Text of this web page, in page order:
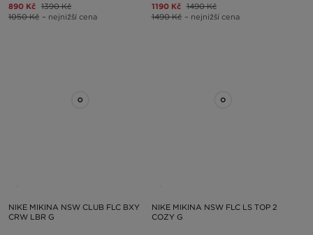
890 Kč 1390 Kč
1050 Kč – nejnižší cena
1190 Kč 1490 Kč
1490 Kč – nejnižší cena
NIKE MIKINA NSW CLUB FLC BXY
CRW LBR G
NIKE MIKINA NSW FLC LS TOP 2
COZY G